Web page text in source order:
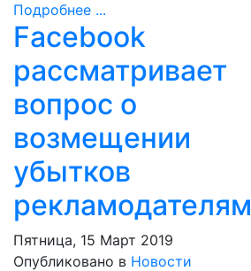
Подробнее ...
Facebook
рассматривает
вопрос о
возмещении
убытков
рекламодателям
Пятница, 15 Март 2019
Опубликовано в Новости